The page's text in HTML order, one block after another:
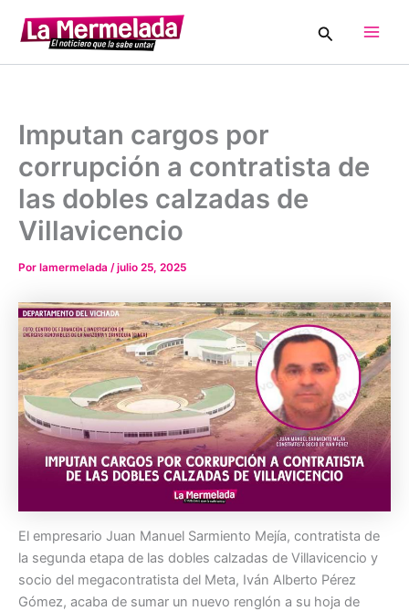
contenido
Buscar
Imputan cargos por
corrupción a contratista de
las dobles calzadas de
Villavicencio
Por lamermelada /julio 25, 2025
El empresario Juan Manuel Sarmiento Mejía, contratista de
la segunda etapa de las dobles calzadas de Villavicencio y
socio del megacontratista del Meta, Iván Alberto Pérez
Gómez, acaba de sumar un nuevo renglón a su hoja de